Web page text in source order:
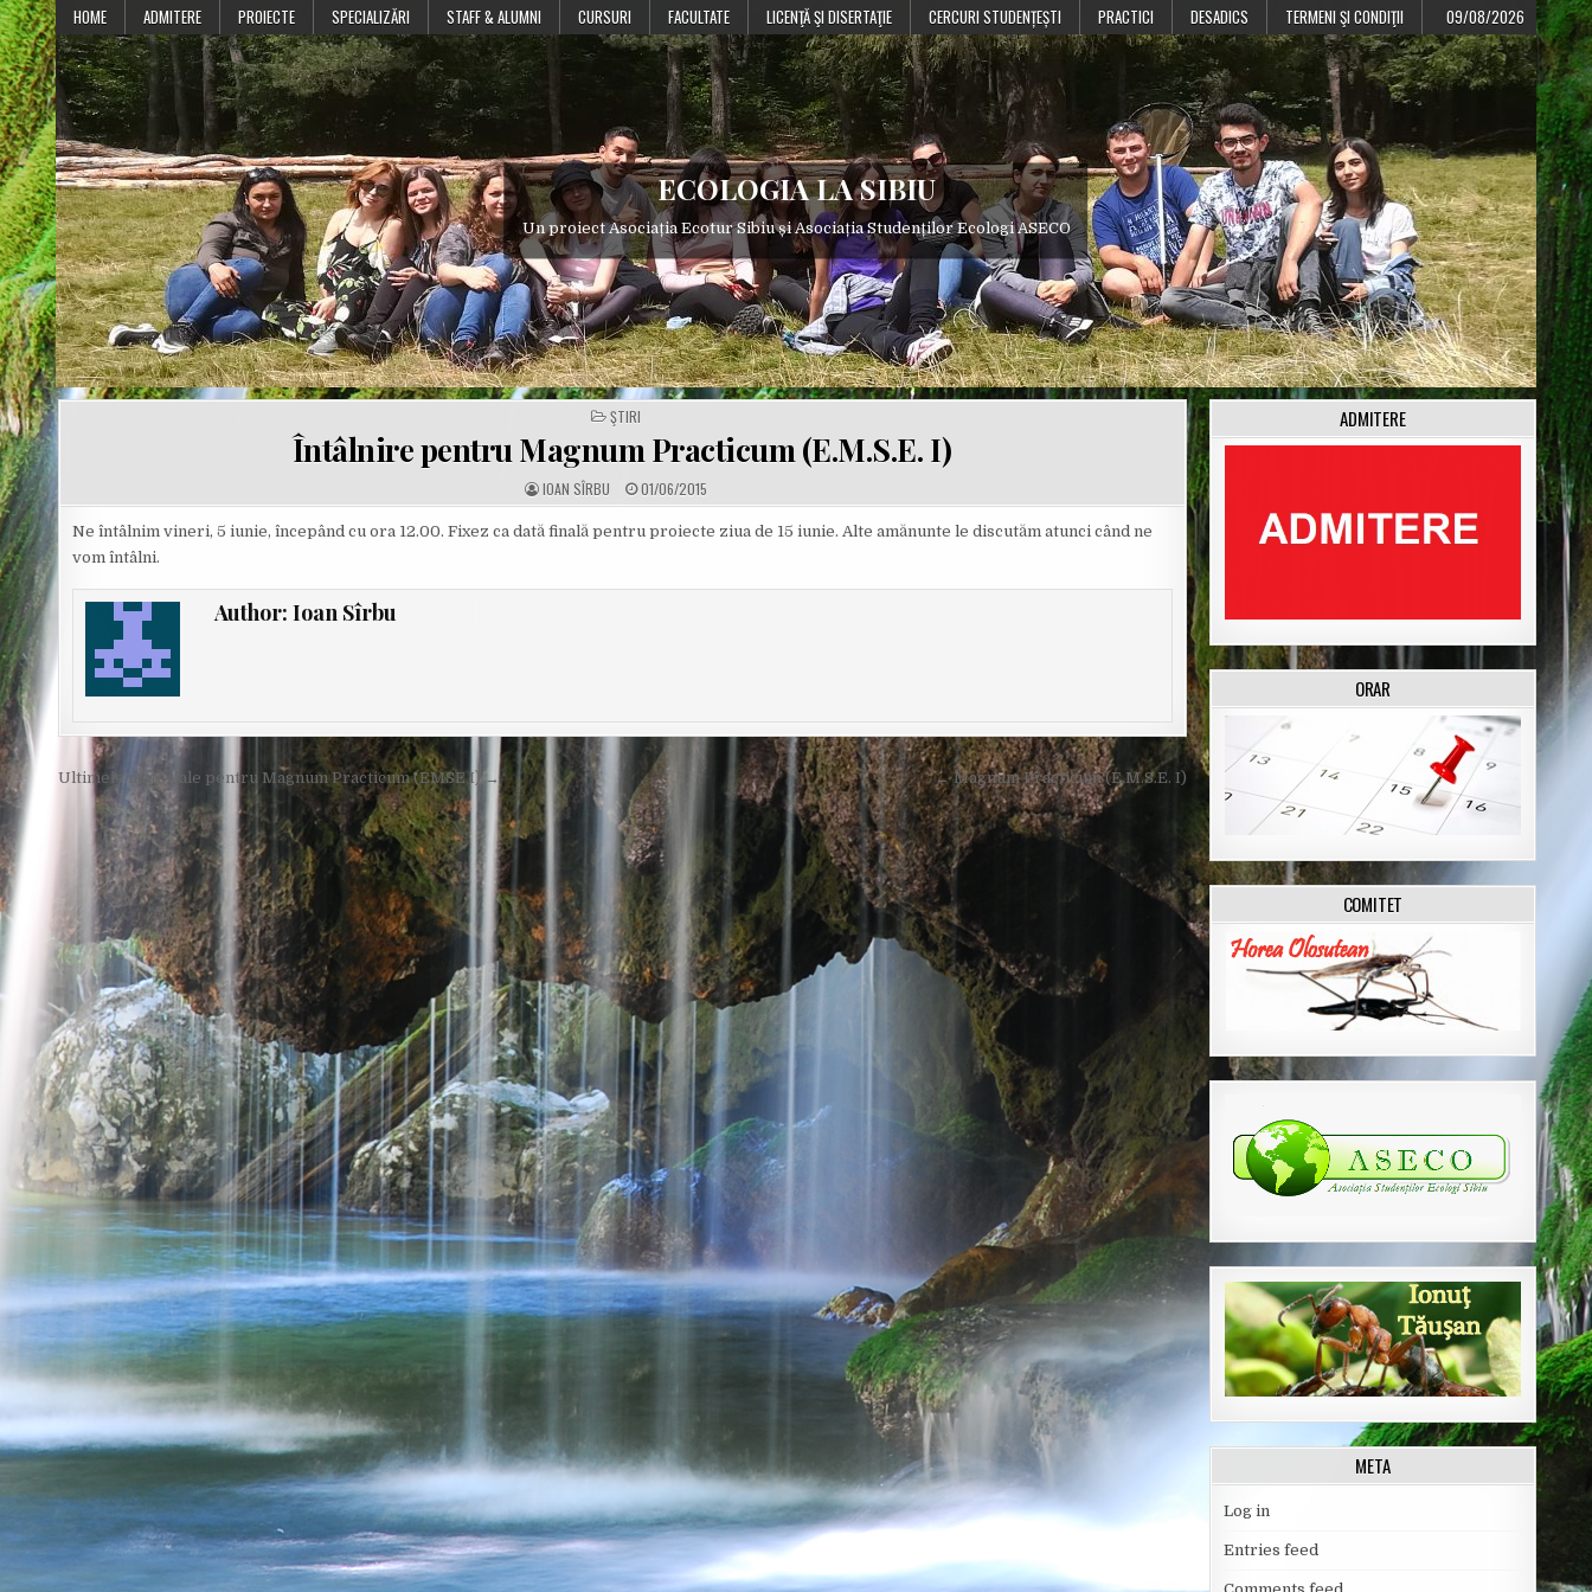
Skip
to
content
HOME ADMITERE PROIECTE SPECIALIZĂRI STAFF & ALUMNI CURSURI FACULTATE LICENŢĂ ŞI DISERTAŢIE CERCURI STUDENȚEȘTI PRACTICI DESADICS TERMENI ŞI CONDIŢII 09/08/2026
ECOLOGIA LA SIBIU
Un proiect Asociația Ecotur Sibiu și Asociația Studenților Ecologi ASECO
POSTED
IN
ŞTIRI
Întâlnire pentru Magnum Practicum (E.M.S.E. I)
A
U
H
IOAN SÎRBU P
U
L
E
01/06/2015
Ne întâlnim vineri, 5 iunie, începând cu ora 12.00. Fixez ca dată finală pentru proiecte ziua de 15 iunie. Alte amănunte le discutăm atunci când ne
vom întâlni.
Author: Ioan Sîrbu
Post
navigation
← Magnum Practicum (E.M.S.E. I)
Ultimele materiale pentru Magnum Practicum (EMSE I) →
ADMITERE
ORAR
COMITET
META
Log in
Entries feed